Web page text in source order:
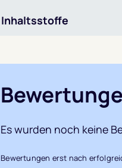
Inhaltsstoffe
Es wurden noch keine
Bewertungen erst nach